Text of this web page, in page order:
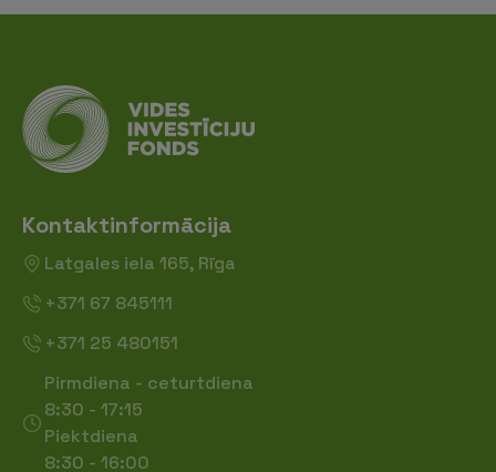
Kontaktinformācija
Latgales iela 165, Rīga
+371 67 845111
+371 25 480151
Pirmdiena - ceturtdiena
8:30 - 17:15
Piektdiena
8:30 - 16:00